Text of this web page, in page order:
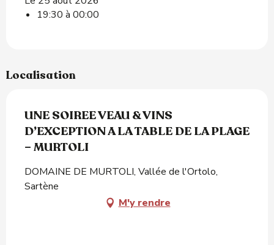
19:30 à 00:00
Localisation
UNE SOIREE VEAU & VINS
D’EXCEPTION A LA TABLE DE LA PLAGE
– MURTOLI
DOMAINE DE MURTOLI, Vallée de l'Ortolo,
Sartène
M'y rendre